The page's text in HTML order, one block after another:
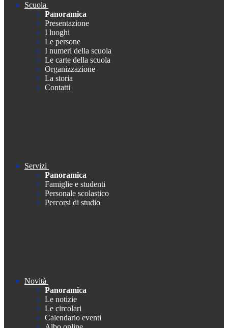
Scuola
Panoramica
Presentazione
I luoghi
Le persone
I numeri della scuola
Le carte della scuola
Organizzazione
La storia
Contatti
Servizi
Panoramica
Famiglie e studenti
Personale scolastico
Percorsi di studio
Novità
Panoramica
Le notizie
Le circolari
Calendario eventi